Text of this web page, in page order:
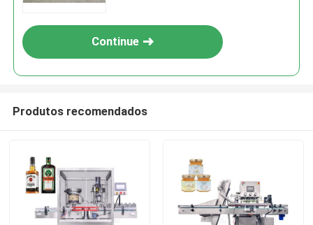
Continue
Produtos recomendados